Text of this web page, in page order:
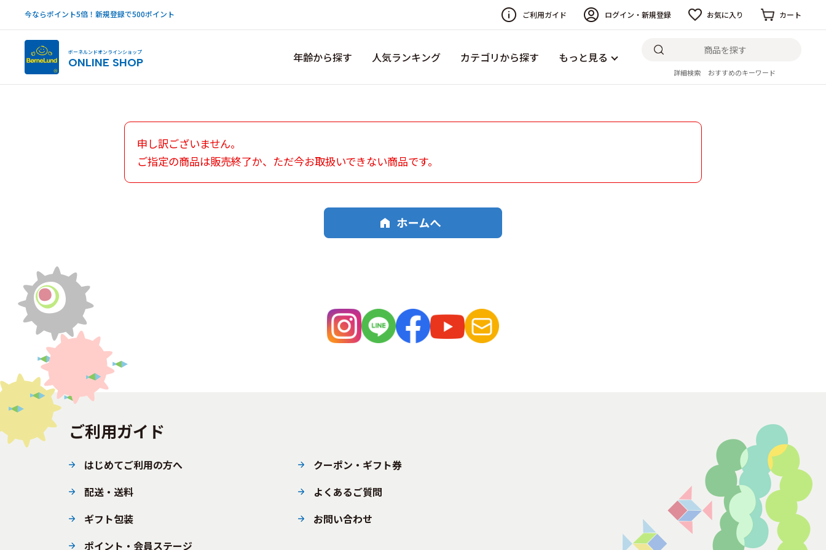
今ならポイント5倍！新規登録で500ポイント ご利用ガイド ログイン・新規登録 お気に入り カート
ボーネルンドオンラインショップ
ONLINE SHOP 年齢から探す 人気ランキング カテゴリから探す もっと見る
詳細検索 おすすめのキーワード
申し訳ございません。
ご指定の商品は販売終了か、ただ今お取扱いできない商品です。
ご利用ガイド
はじめてご利用の方へ
配送・送料
ギフト包装
ポイント・会員ステージ
クーポン・ギフト券
よくあるご質問
お問い合わせ